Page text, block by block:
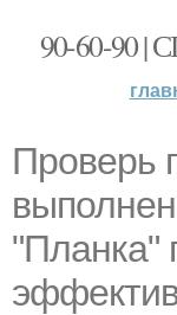
90-60-90
Проверь
"Планка"